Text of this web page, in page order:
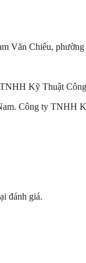
Văn Chiêu,
Kỹ Thuật
Công ty TNHH
đánh giá.